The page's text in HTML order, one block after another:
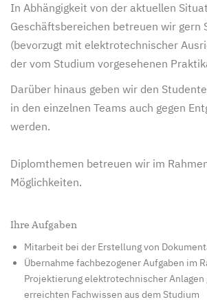
In Abhängigkeit von der aktuellen
Geschäftsbereichen betreuen wir gern
(bevorzugt mit elektrotechnischer
der vom Studium vorgesehenen
Darüber hinaus geben wir den
in den einzelnen Teams auch gegen
werden.
Diplomthemen betreuen wir im
Möglichkeiten.
Ihre Aufgaben
Mitarbeit bei der Erstellung von
Übernahme fachbezogener Aufgaben im
Projektierung elektrotechnischer Anlagen
erreichten Fachwissen aus dem Studium